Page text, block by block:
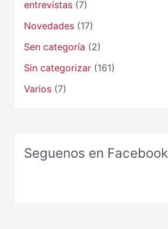
entrevistas(7)
Novedades(17)
Sen categoría (2)
Sin categorizar(161)
Varios(7)
Seguenos en Facebook